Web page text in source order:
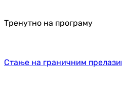
Тренутно на програму
Стање на граничним